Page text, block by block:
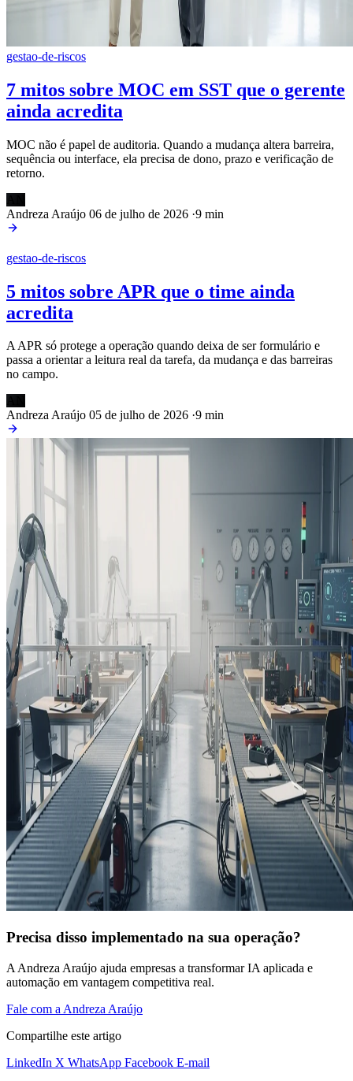
gestao-de-riscos
7 mitos sobre MOC em SST que o gerente
ainda acredita
MOC não é papel de auditoria. Quando a mudança altera barreira,
sequência ou interface, ela precisa de dono, prazo e verificação de
retorno.
Andreza Araújo 06 de julho de 2026 ·9 min
gestao-de-riscos
5 mitos sobre APR que o time ainda
acredita
A APR só protege a operação quando deixa de ser formulário e
passa a orientar a leitura real da tarefa, da mudança e das barreiras
no campo.
Andreza Araújo 05 de julho de 2026 ·9 min
Precisa disso implementado na sua operação?
A Andreza Araújo ajuda empresas a transformar IA aplicada e
automação em vantagem competitiva real.
Fale com a Andreza Araújo
Compartilhe este artigo
LinkedIn X WhatsApp Facebook E-mail